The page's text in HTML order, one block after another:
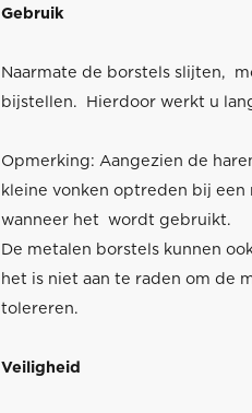
Gebruik
Naarmate de borstels slijten,
bijstellen. Hierdoor werkt u
Opmerking: Aangezien de
kleine vonken optreden bij
wanneer het wordt gebruikt.
De metalen borstels kunnen
het is niet aan te raden om de
tolereren.
Veiligheid